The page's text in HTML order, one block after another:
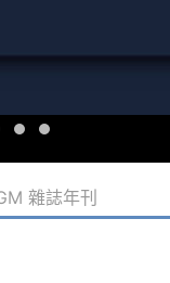
雜誌年刊